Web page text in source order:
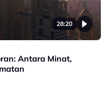
28:20
Antara Minat,